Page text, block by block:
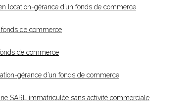
location-gérance d’un fonds de commerce
de commerce
de commerce
gérance d’un fonds de commerce
SARL immatriculée sans activité commerciale